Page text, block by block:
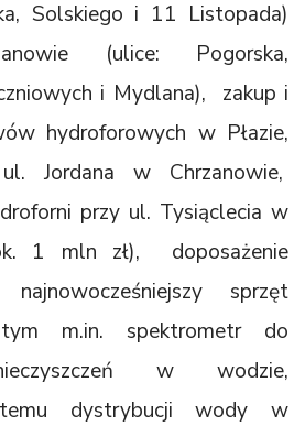
Solskiego i 11 Listopada)
(ulice: Pogorska,
i Mydlana), zakup i
hydroforowych w Płazie,
Jordana w Chrzanowie,
przy ul. Tysiąclecia w
1 mln zł), doposażenie
sprzęt
m.in. spektrometr do
w wodzie,
dystrybucji wody w